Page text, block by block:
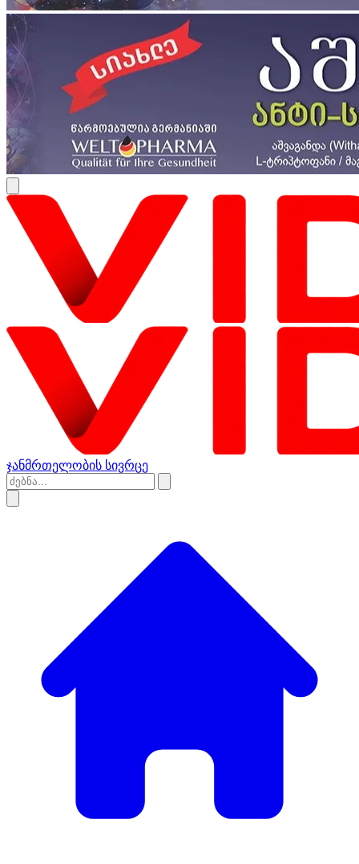
ჯანმრთელობის სივრცე